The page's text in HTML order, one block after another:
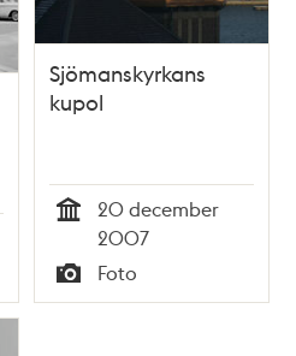
Sjömanskyrkans
kupol
20 december
2007
Typ
Foto